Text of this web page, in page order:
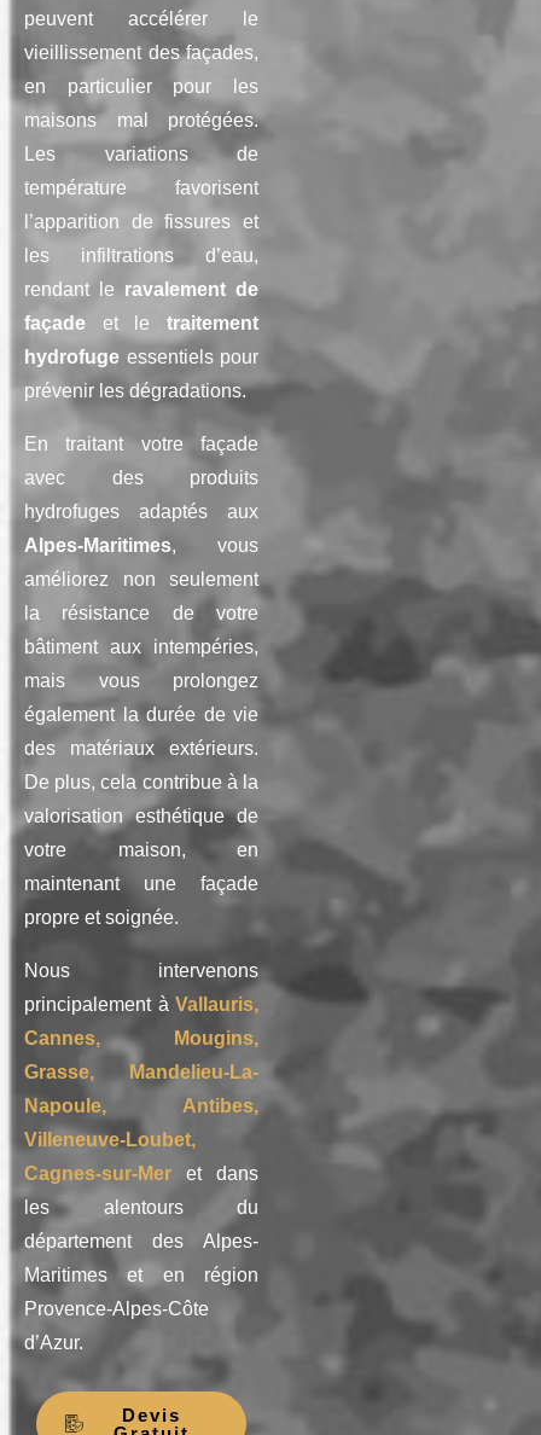
peuvent accélérer le
vieillissement des façades,
en particulier pour les
maisons mal protégées.
Les variations de
température favorisent
l’apparition de fissures et
les infiltrations d’eau,
rendant le ravalement de
façade et le traitement
hydrofuge essentiels pour
prévenir les dégradations.
En traitant votre façade
avec des produits
hydrofuges adaptés aux
Alpes-Maritimes, vous
améliorez non seulement
la résistance de votre
bâtiment aux intempéries,
mais vous prolongez
également la durée de vie
des matériaux extérieurs.
De plus, cela contribue à la
valorisation esthétique de
votre maison, en
maintenant une façade
propre et soignée.
Nous intervenons
principalement à Vallauris,
Cannes, Mougins,
Grasse, Mandelieu-La-
Napoule, Antibes,
Villeneuve-Loubet,
Cagnes-sur-Mer et dans
les alentours du
département des Alpes-
Maritimes et en région
Provence-Alpes-Côte
d’Azur.
Devis